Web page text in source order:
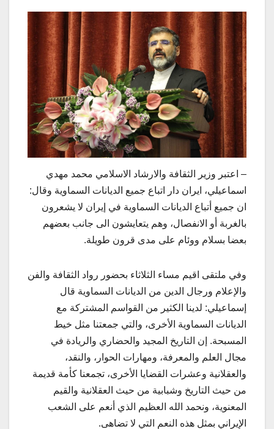
– اعتبر وزير الثقافة والارشاد الاسلامي محمد مهدي
اسماعيلي، ايران دار اتباع جميع الديانات السماوية وقال:
ان جميع أتباع الديانات السماوية في إيران لا يشعرون
بالغربة أو الانفصال، وهم يتعايشون الى جانب بعضهم
بعضا بسلام ووئام على مدى قرون طويلة.
وفي ملتقى اقيم مساء الثلاثاء بحضور رواد الثقافة والفن
والإعلام ورجال الدين من الديانات السماوية قال
إسماعيلي: لدينا الكثير من القواسم المشتركة مع
الديانات السماوية الأخرى، والتي جمعتنا مثل خيط
المسبحة. إن التاريخ المجيد والحضاري والريادة في
مجال العلم والمعرفة، ومهارات الحوار، والنقد،
والعقلانية وعشرات القضايا الأخرى، تجمعنا كأمة قديمة
من حيث التاريخ وشبابية من حيث العقلانية والقيم
المعنوية، ونحمد الله العظيم الذي أنعم على الشعب
الإيراني بمثل هذه النعم التي لا تضاهى.